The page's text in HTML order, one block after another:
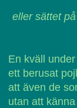
eller sättet
En kväll
ett berusat
att även de
utan att